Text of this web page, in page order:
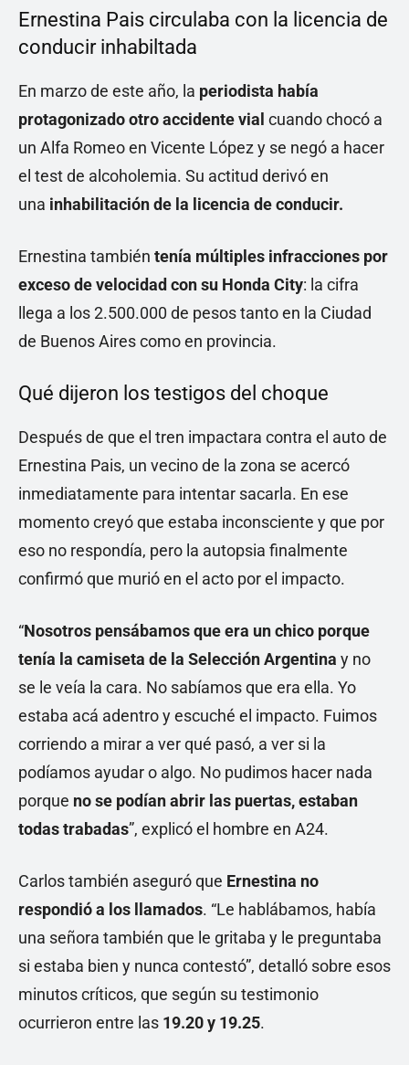
Ernestina Pais circulaba con la licencia de
conducir inhabiltada
En marzo de este año, la periodista había
protagonizado otro accidente vial cuando chocó a
un Alfa Romeo en Vicente López y se negó a hacer
el test de alcoholemia. Su actitud derivó en
una inhabilitación de la licencia de conducir.
Ernestina también tenía múltiples infracciones por
exceso de velocidad con su Honda City: la cifra
llega a los 2.500.000 de pesos tanto en la Ciudad
de Buenos Aires como en provincia.
Qué dijeron los testigos del choque
Después de que el tren impactara contra el auto de
Ernestina Pais, un vecino de la zona se acercó
inmediatamente para intentar sacarla. En ese
momento creyó que estaba inconsciente y que por
eso no respondía, pero la autopsia finalmente
confirmó que murió en el acto por el impacto.
“Nosotros pensábamos que era un chico porque
tenía la camiseta de la Selección Argentina y no
se le veía la cara. No sabíamos que era ella. Yo
estaba acá adentro y escuché el impacto. Fuimos
corriendo a mirar a ver qué pasó, a ver si la
podíamos ayudar o algo. No pudimos hacer nada
porque no se podían abrir las puertas, estaban
todas trabadas”, explicó el hombre en A24.
Carlos también aseguró que Ernestina no
respondió a los llamados. “Le hablábamos, había
una señora también que le gritaba y le preguntaba
si estaba bien y nunca contestó”, detalló sobre esos
minutos críticos, que según su testimonio
ocurrieron entre las 19.20 y 19.25.